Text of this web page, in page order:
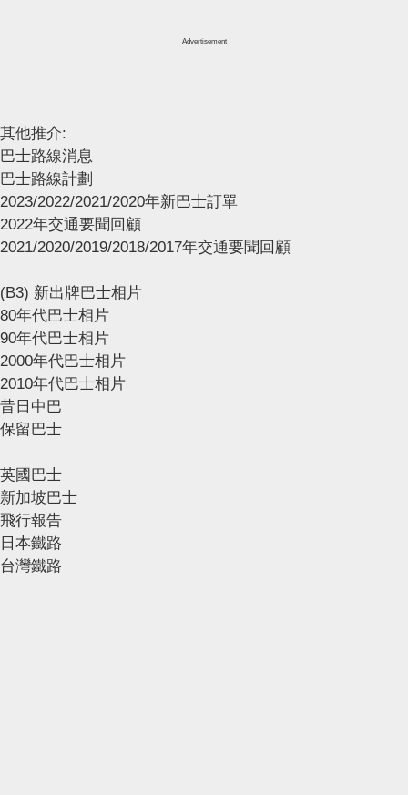
Advertisement
其他推介:
巴士路線消息
巴士路線計劃
2023/2022/2021/2020年新巴士訂單
2022年交通要聞回顧
2021/2020/2019/2018/2017年交通要聞回顧
(B3) 新出牌巴士相片
80年代巴士相片
90年代巴士相片
2000年代巴士相片
2010年代巴士相片
昔日中巴
保留巴士
英國巴士
新加坡巴士
飛行報告
日本鐵路
台灣鐵路